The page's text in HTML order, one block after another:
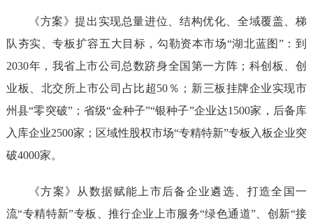
《方案》提出实现总量进位、结构优化、全域覆盖、梯
队夯实、专板扩容五大目标，勾勒资本市场“湖北蓝图”：到
2030年，我省上市公司总数跻身全国第一方阵；科创板、创
业板、北交所上市公司占比超50％；新三板挂牌企业实现市
州县“零突破”；省级“金种子”“银种子”企业达1500家，后备库
入库企业2500家；区域性股权市场“专精特新”专板入板企业突
破4000家。
《方案》从数据赋能上市后备企业遴选、打造全国一
流“专精特新”专板、推行企业上市服务“绿色通道”、创新“接